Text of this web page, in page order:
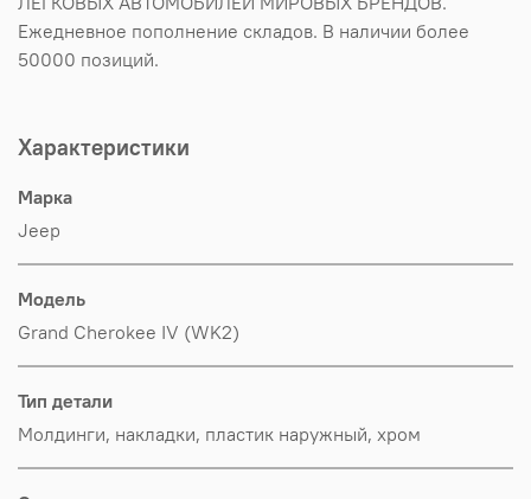
Ежедневное пополнение складов. В наличии более
50000 позиций.
Характеристики
Марка
Jeep
Модель
Grand Cherokee IV (WK2)
Тип детали
Молдинги, накладки, пластик наружный, хром